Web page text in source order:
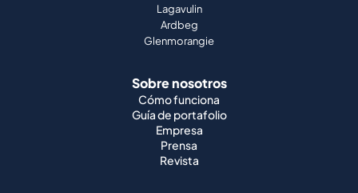
Lagavulin
Ardbeg
Glenmorangie
Sobre nosotros
Cómo funciona
Guía de portafolio
Empresa
Prensa
Revista